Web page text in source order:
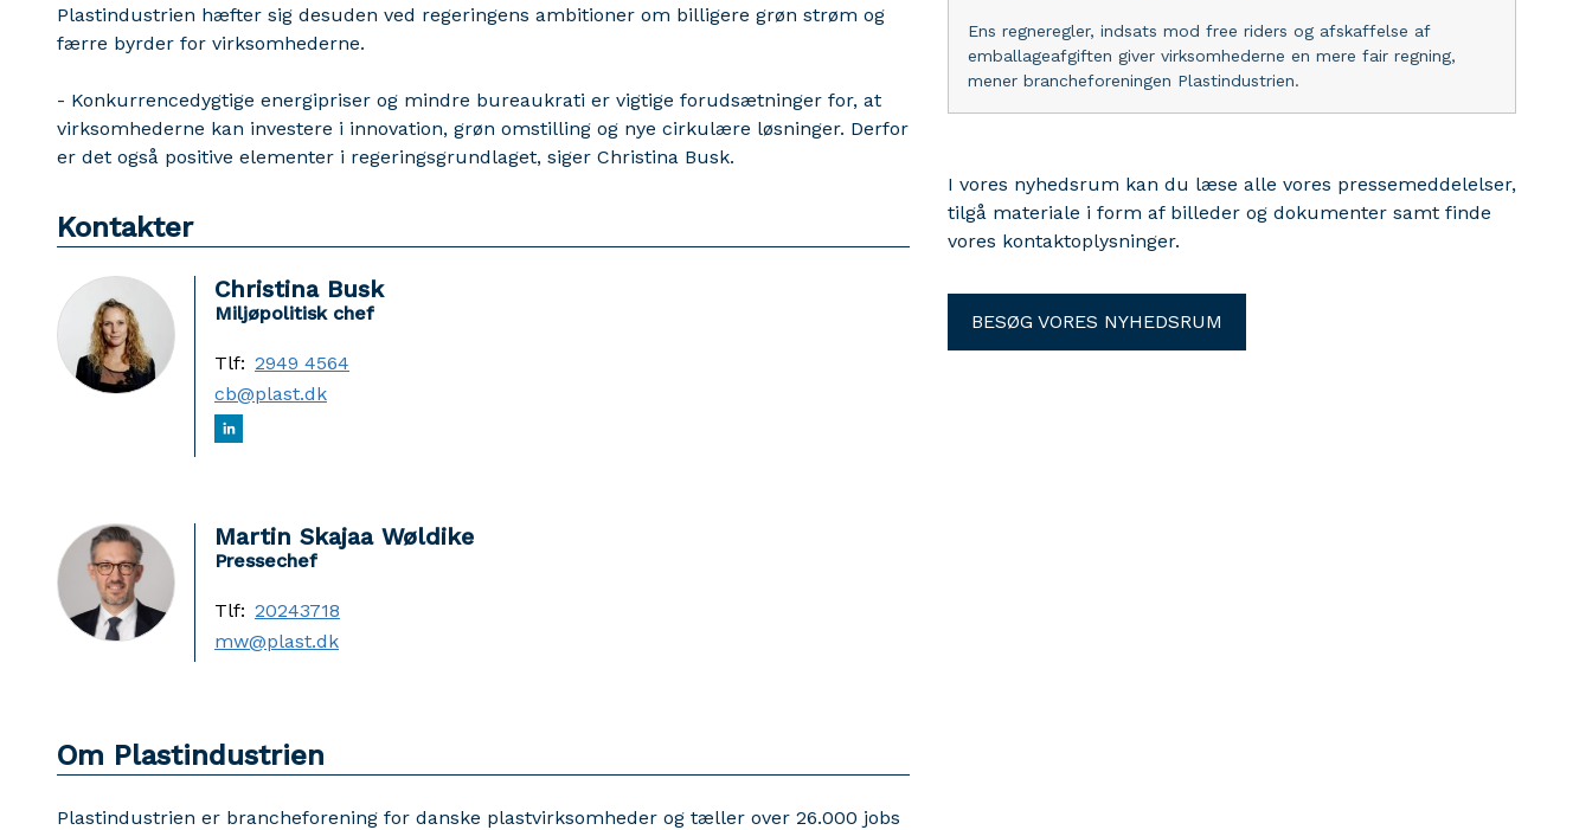
Plastindustrien hæfter sig desuden ved regeringens ambitioner om billigere grøn strøm og
færre byrder for virksomhederne.
- Konkurrencedygtige energipriser og mindre bureaukrati er vigtige forudsætninger for, at
virksomhederne kan investere i innovation, grøn omstilling og nye cirkulære løsninger. Derfor
er det også positive elementer i regeringsgrundlaget, siger Christina Busk.
Kontakter
Christina Busk
Miljøpolitisk chef
Tlf: 2949 4564
cb@plast.dk
Martin Skajaa Wøldike
Pressechef
Tlf: 20243718
mw@plast.dk
Om Plastindustrien
Plastindustrien er brancheforening for danske plastvirksomheder og tæller over 26.000 jobs
Ens regneregler, indsats mod free riders og afskaffelse af
emballageafgiften giver virksomhederne en mere fair regning,
mener brancheforeningen Plastindustrien.
I vores nyhedsrum kan du læse alle vores pressemeddelelser,
tilgå materiale i form af billeder og dokumenter samt finde
vores kontaktoplysninger.
BESØG VORES NYHEDSRUM